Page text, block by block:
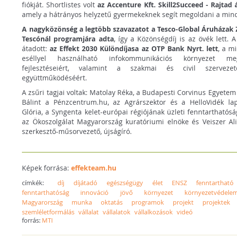
fiókját. Shortlistes voltaz Accenture Kft. Skill2Succeed -
amely a hátrányos helyzetű gyermekeknek segít megoldani a
A nagyközönség a legtöbb szavazatot a Tesco-Global
Tescónál programjára adta, így a Közönségdíj is az övék lett.
átadott:az Effekt 2030 Különdíjasa az OTP Bank Nyrt. lett, a
eséllyel használható infokommunikációs környezet
fejlesztéseiért, valamint a szakmai és civil
együttműködéséért.
A zsűri tagjai voltak: Matolay Réka, a Budapesti Corvinus
Bálint a Pénzcentrum.hu, az Agrárszektor és a HelloVidék
Glória, a Syngenta kelet-európai régiójának üzleti
az Ökoszolgálat Magyarország kuratóriumi elnöke és Veiszer
szerkesztő-műsorvezető, újságíró.
Képek forrása:effekteam.hu
címkék: díj díjátadó egészségügy élet ENSZ fenntartható
fenntarthatóság
innováció jövő környezet
Magyarország
munka oktatás programok projekt projektek
szemléletformálás vállalat vállalatok vállalkozások videó
forrás: MTI